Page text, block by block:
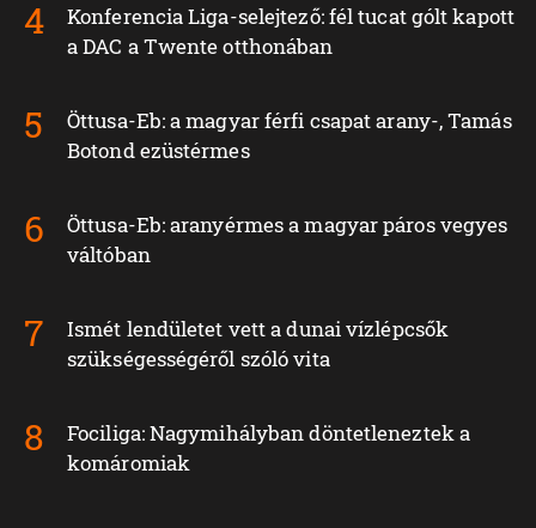
Konferencia Liga-selejtező: fél tucat gólt kapott
a DAC a Twente otthonában
Öttusa-Eb: a magyar férfi csapat arany-, Tamás
Botond ezüstérmes
Öttusa-Eb: aranyérmes a magyar páros vegyes
váltóban
Ismét lendületet vett a dunai vízlépcsők
szükségességéről szóló vita
Fociliga: Nagymihályban döntetleneztek a
komáromiak